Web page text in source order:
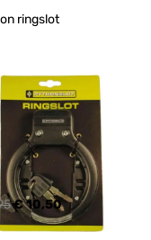
ringslot
€ 10,50